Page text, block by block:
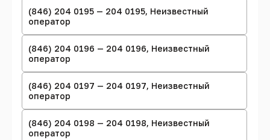
(846) 204 0195 — 204 0195, Неизвестный
оператор
(846) 204 0196 — 204 0196, Неизвестный
оператор
(846) 204 0197 — 204 0197, Неизвестный
оператор
(846) 204 0198 — 204 0198, Неизвестный
оператор